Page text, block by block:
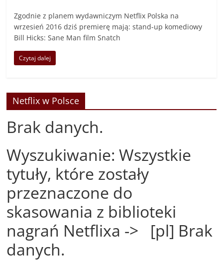
Zgodnie z planem wydawniczym Netflix Polska na
wrzesień 2016 dziś premierę mają: stand-up komediowy
Bill Hicks: Sane Man film Snatch
Czytaj dalej
Netflix w Polsce
Brak danych.
Wyszukiwanie: Wszystkie
tytuły, które zostały
przeznaczone do
skasowania z biblioteki
nagrań Netflixa -> [pl] Brak
danych.